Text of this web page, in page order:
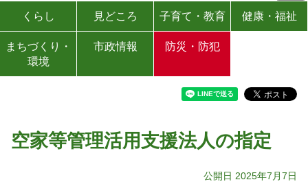
くらし 見どころ 子育て・教育 健康・福祉
まちづくり・
環境
市政情報 防災・防犯
空家等管理活用支援法人の指定
公開日 2025年7月7日